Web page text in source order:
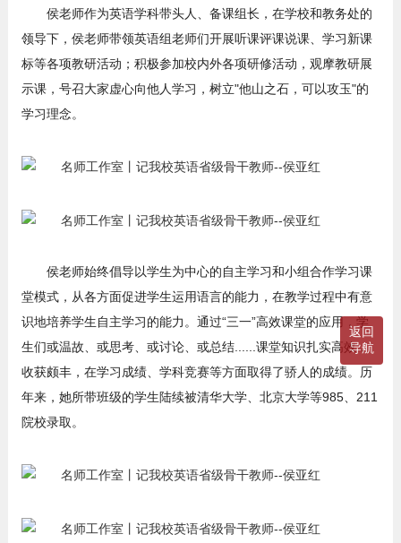
返回
导航
侯老师作为英语学科带头人、备课组长，在学校和教务处的
领导下，侯老师带领英语组老师们开展听课评课说课、学习新课
标等各项教研活动；积极参加校内外各项研修活动，观摩教研展
示课，号召大家虚心向他人学习，树立"他山之石，可以攻玉"的
学习理念。
侯老师始终倡导以学生为中心的自主学习和小组合作学习课
堂模式，从各方面促进学生运用语言的能力，在教学过程中有意
识地培养学生自主学习的能力。通过“三一”高效课堂的应用，学
生们或温故、或思考、或讨论、或总结......课堂知识扎实高效，
收获颇丰，在学习成绩、学科竞赛等方面取得了骄人的成绩。历
年来，她所带班级的学生陆续被清华大学、北京大学等985、211
院校录取。